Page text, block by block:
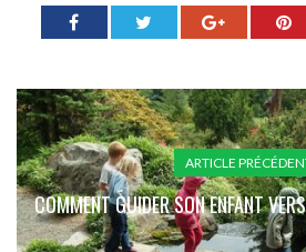
ARTICLE
COMMENT GUIDER SON ENFANT